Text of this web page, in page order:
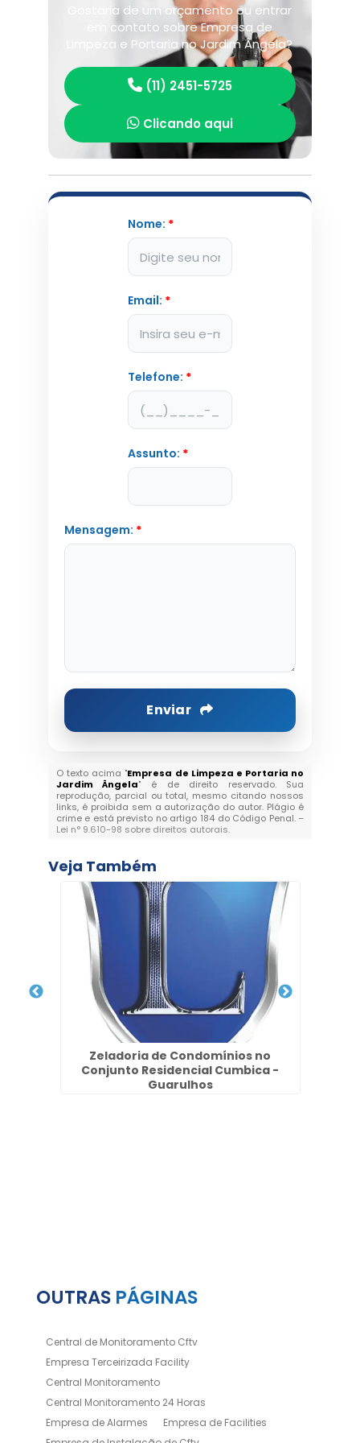
Gostaria de um orçamento ou entrar
em contato sobre Empresa de
Limpeza e Portaria no Jardim Ângela?
(11) 2451-5725
Clicando aqui
Nome: *
Email: *
Telefone: *
Assunto: *
Mensagem: *
Enviar
O texto acima "Empresa de Limpeza e Portaria no
Jardim Ângela" é de direito reservado. Sua
reprodução, parcial ou total, mesmo citando nossos
links, é proibida sem a autorização do autor. Plágio é
crime e está previsto no artigo 184 do Código Penal. –
Lei n° 9.610-98 sobre direitos autorais.
Veja Também
Zeladoria de Condomínios no
Conjunto Residencial Cumbica -
Guarulhos
OUTRAS PÁGINAS
Central de Monitoramento Cftv
Empresa Terceirizada Facility
Central Monitoramento
Central Monitoramento 24 Horas
Empresa de Alarmes
Empresa de Facilities